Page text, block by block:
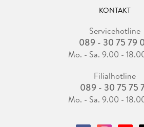
KONTAKT
Servicehotline
089 - 30 75 79
Mo. - Sa. 9.00 -
Filialhotline
089 - 30 75 75
Mo. - Sa. 9.00 -